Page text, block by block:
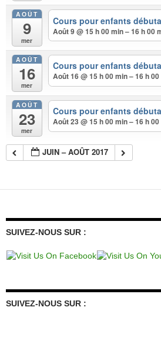
AOÛT
9
mer
Cours pour enfants
Août 9 @ 15 h 00 min – 16 h 00
AOÛT
16
mer
Cours pour enfants
Août 16 @ 15 h 00 min – 16 h
AOÛT
23
mer
Cours pour enfants
Août 23 @ 15 h 00 min – 16 h
JUIN – AOÛT 2017
SUIVEZ-NOUS SUR :
SUIVEZ-NOUS SUR :